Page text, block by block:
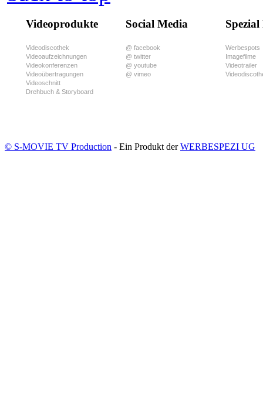
Videoprodukte
Videodiscothek
Videoaufzeichnungen
Videokonferenzen
Videoübertragungen
Videoschnitt
Drehbuch & Storyboard
Social Media
@ facebook
@ twitter
@ youtube
@ vimeo
Werbespots
Imagefilme
Videotrailer
© S-MOVIE TV Production - Ein Produkt derWERBESPEZI UG